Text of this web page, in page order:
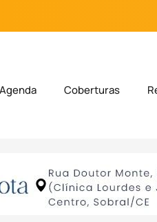
Agenda Coberturas